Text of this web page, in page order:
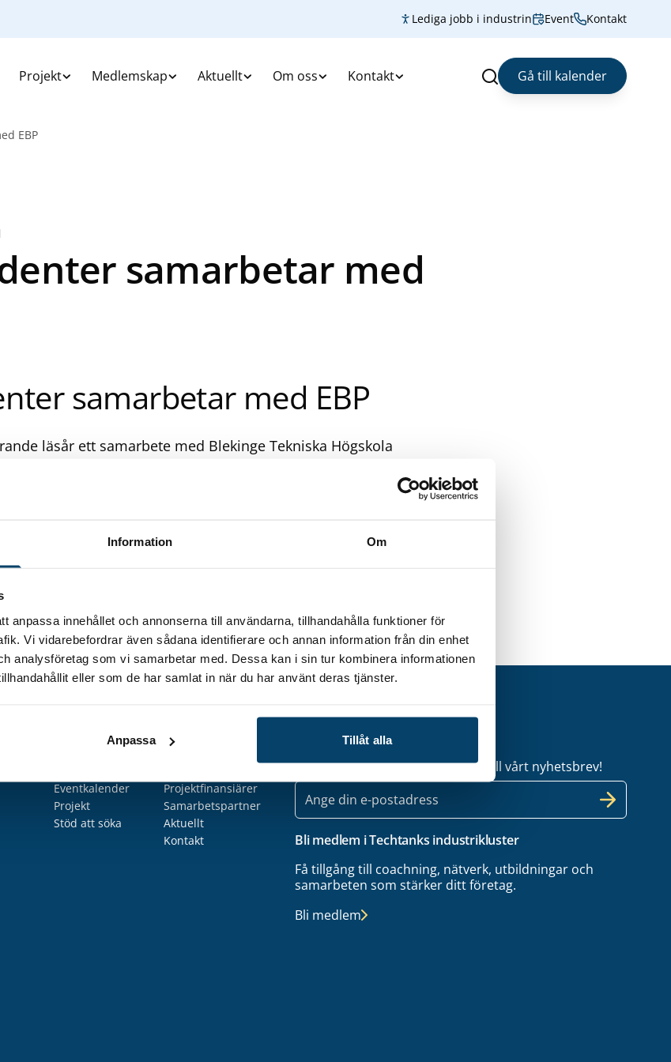
Information Om
anpassa innehållet och annonserna till användarna, tillhandahålla funktioner för
Vi vidarebefordrar även sådana identifierare och annan information från din enhet
analysföretag som vi samarbetar med. Dessa kan i sin tur kombinera informationen
eller som de har samlat in när du har använt deras tjänster.
Anpassa Tillåt alla
Lediga jobb i industrin Event Kontakt
Projekt Medlemskap Aktuellt Om oss Kontakt Sök Gå till kalender
EBP
samarbetar med
samarbetar med EBP
läsår ett samarbete med Blekinge Tekniska Högskola
Under hösten arbetade två grupper med
ut i industrin, och vi upplever det stimulerande att ta del
problemlösning. Samarbetet mellan industri – högskola
framöver, menar Per Svensson, teknikchef på EBP.
av konceptkursen.
Engagera dig
Eventkalender
Projekt
Stöd att söka
Om Techtank
Projektfinansiärer
Samarbetspartner
Aktuellt
Kontakt
Nyhetsbrev
Håll dig uppdaterad – anmäl dig till vårt nyhetsbrev!
E-
post
Bli medlem i Techtanks industrikluster
Få tillgång till coachning, nätverk, utbildningar och
samarbeten som stärker ditt företag.
Bli medlem